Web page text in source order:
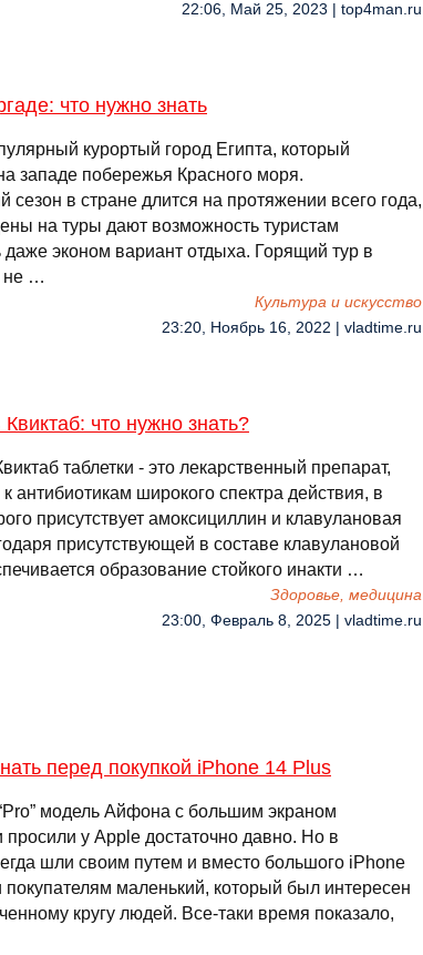
22:06, Май 25, 2023 | top4man.ru
что нужно знать
курортый город Египта, который
западе побережья Красного моря.
сезон в стране длится на протяжении всего года,
на туры дают возможность туристам
даже эконом вариант отдыха. Горящий тур в
не …
Культура и искусство
23:20, Ноябрь 16, 2022 | vladtime.ru
что нужно знать?
таблетки - это лекарственный препарат,
антибиотикам широкого спектра действия, в
присутствует амоксициллин и клавулановая
присутствующей в составе клавулановой
образование стойкого инакти …
Здоровье, медицина
23:00, Февраль 8, 2025 | vladtime.ru
перед покупкой iPhone 14 Plus
модель Айфона с большим экраном
просили у Apple достаточно давно. Но в
шли своим путем и вместо большого iPhone
маленький, который был интересен
кругу людей. Все-таки время показало,